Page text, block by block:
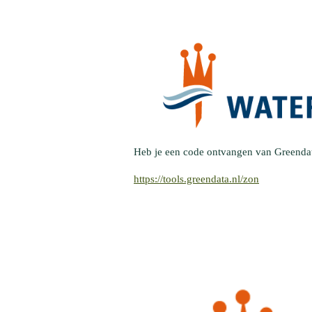
Heb je een code ontvangen van
https://tools.greendata.nl/zon